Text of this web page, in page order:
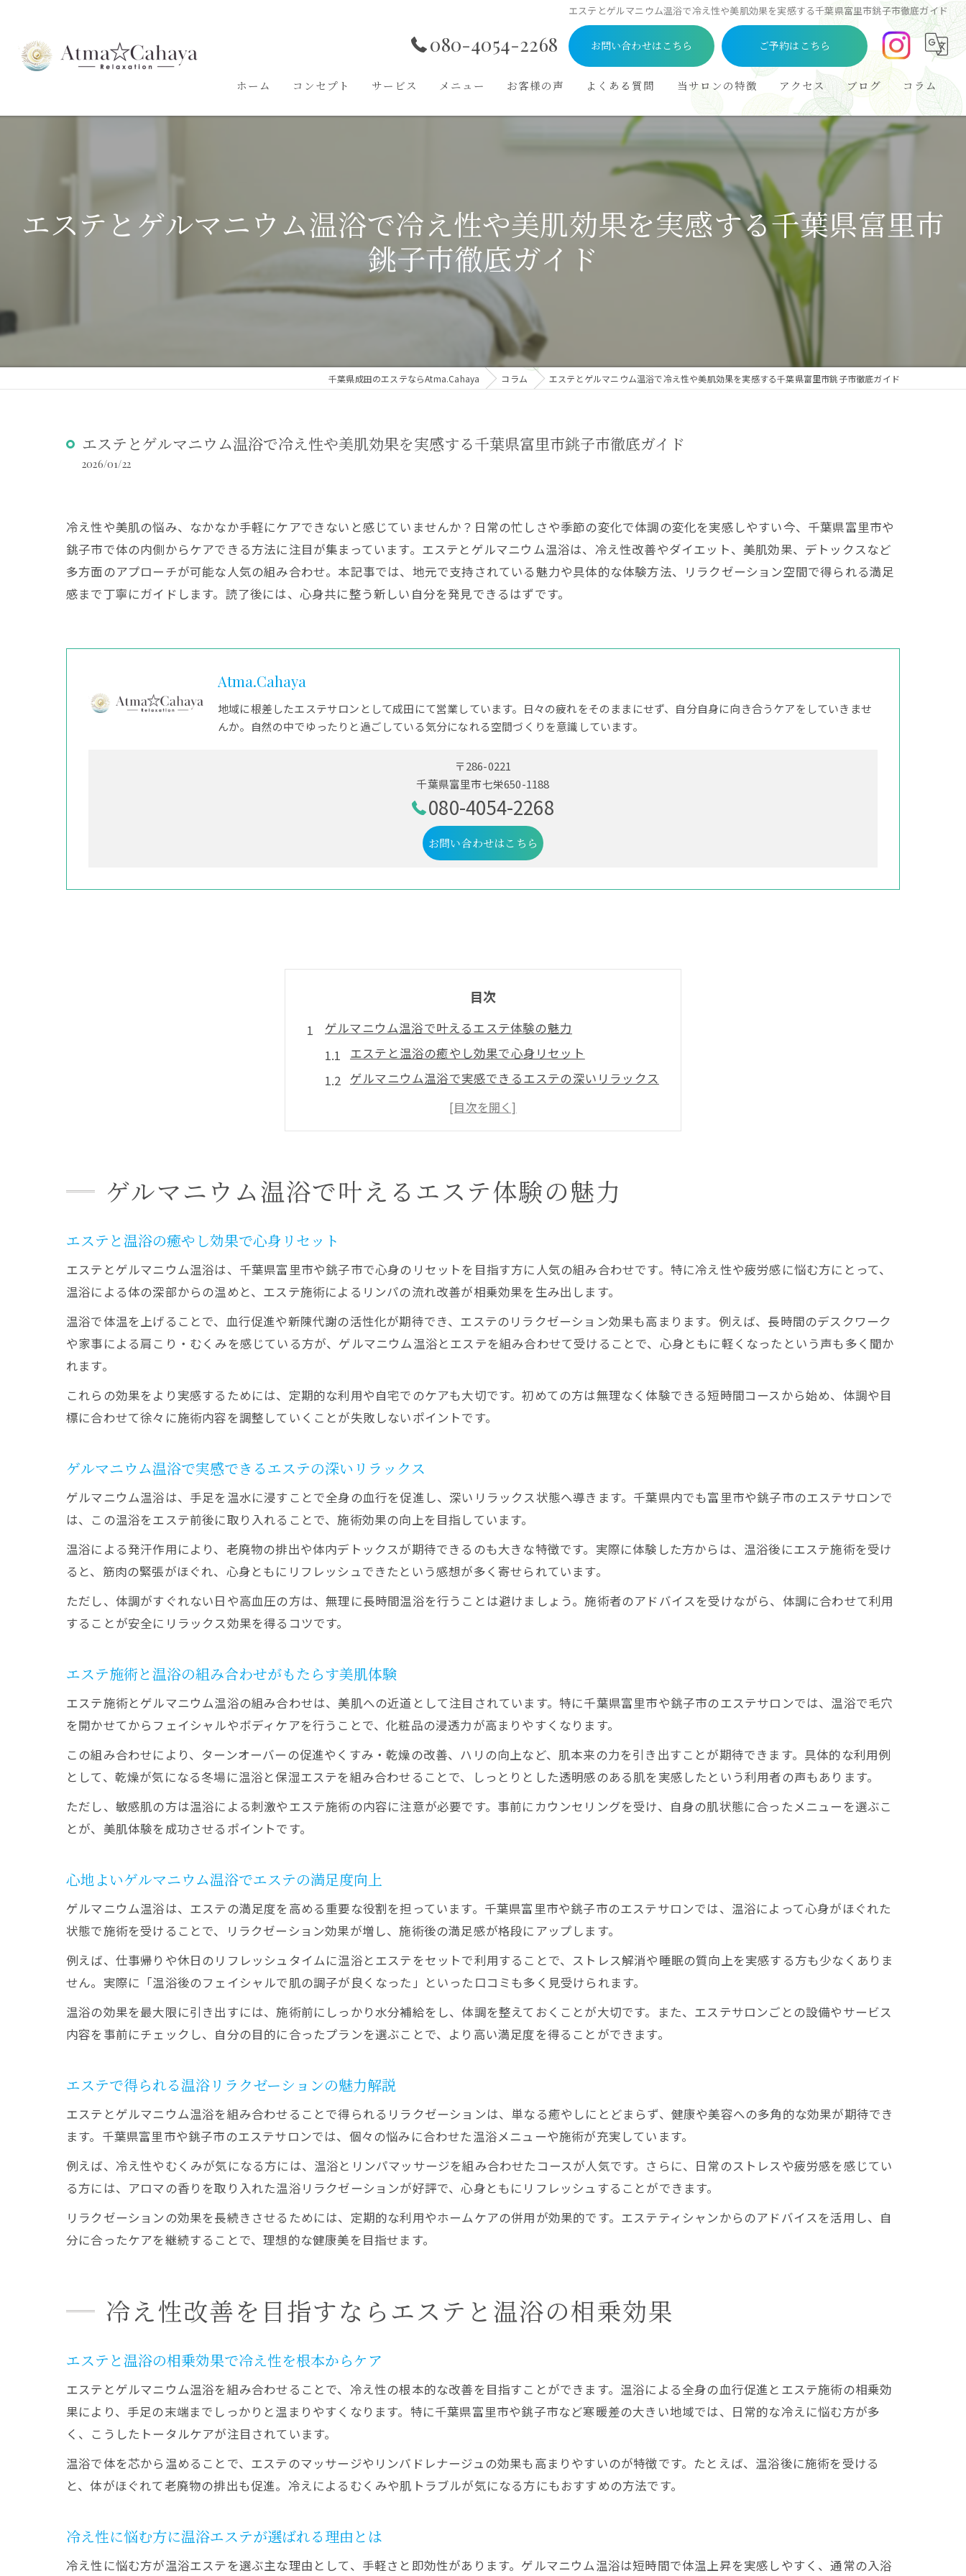
エステとゲルマニウム温浴で冷え性や美肌効果を実感する千葉県富里市銚子市徹底ガイド
080-4054-2268 お問い合わせはこちら ご予約はこちら
ホーム コンセプト サービス メニュー お客様の声 よくある質問 当サロンの特徴
フェイシャル
リラクゼーション
ボディ
アクセス ブログ コラム
エステとゲルマニウム温浴で冷え性や美肌効果を実感する千葉県富里市
銚子市徹底ガイド
千葉県成田のエステならAtma.Cahaya コラム エステとゲルマニウム温浴で冷え性や美肌効果を実感する千葉県富里市銚子市徹底ガイド
エステとゲルマニウム温浴で冷え性や美肌効果を実感する千葉県富里市銚子市徹底ガイド
2026/01/22
冷え性や美肌の悩み、なかなか手軽にケアできないと感じていませんか？日常の忙しさや季節の変化で体調の変化を実感しやすい今、千葉県富里市や
銚子市で体の内側からケアできる方法に注目が集まっています。エステとゲルマニウム温浴は、冷え性改善やダイエット、美肌効果、デトックスなど
多方面のアプローチが可能な人気の組み合わせ。本記事では、地元で支持されている魅力や具体的な体験方法、リラクゼーション空間で得られる満足
感まで丁寧にガイドします。読了後には、心身共に整う新しい自分を発見できるはずです。
Atma.Cahaya
地域に根差したエステサロンとして成田にて営業しています。日々の疲れをそのままにせず、自分自身に向き合うケアをしていきませ
んか。自然の中でゆったりと過ごしている気分になれる空間づくりを意識しています。
〒286-0221
千葉県富里市七栄650-1188
080-4054-2268
お問い合わせはこちら
目次
ゲルマニウム温浴で叶えるエステ体験の魅力
エステと温浴の癒やし効果で心身リセット
ゲルマニウム温浴で実感できるエステの深いリラックス
エステ施術と温浴の組み合わせがもたらす美肌体験
心地よいゲルマニウム温浴でエステの満足度向上
冷え性改善を目指すならエステと温浴の相乗効果
エステと温浴の相乗効果で冷え性を根本からケア
ゲルマニウム温浴を取り入れた冷え性改善の実践法
美肌効果を求める女性に温浴エステが人気の理由
エステと温浴のダブル効果で理想の美肌を叶える
ゲルマニウム温浴で実感できる美肌の変化とは
エステを活用したデトックスで心身すっきり
エステと温浴の組み合わせで効果的にデトックス
ゲルマニウム温浴で体内リフレッシュとエステの魅力
温浴エステによる心身すっきりデトックス体験談
エステ施術と温浴で感じるデトックス効果の実際
エステと温浴が導く体の内側からの美しさ
癒やしのエステ×温浴体験がもたらす満足感
温浴付きエステの満足感を高めるポイント紹介
ゲルマニウム温浴がエステの満足度を高める理由
エステの癒やし効果を引き出す温浴活用法
温浴エステで心も体も満たされる理由とは
エステ初心者も安心できる温浴活用法ガイド
エステ初心者も安心の温浴体験ポイント
初めての温浴エステで役立つ準備と流れ
エステが初めてでもリラックスできる温浴のコツ
ゲルマニウム温浴で叶えるエステ体験の魅力
エステと温浴の癒やし効果で心身リセット
エステとゲルマニウム温浴は、千葉県富里市や銚子市で心身のリセットを目指す方に人気の組み合わせです。特に冷え性や疲労感に悩む方にとって、
温浴による体の深部からの温めと、エステ施術によるリンパの流れ改善が相乗効果を生み出します。
温浴で体温を上げることで、血行促進や新陳代謝の活性化が期待でき、エステのリラクゼーション効果も高まります。例えば、長時間のデスクワーク
や家事による肩こり・むくみを感じている方が、ゲルマニウム温浴とエステを組み合わせて受けることで、心身ともに軽くなったという声も多く聞か
れます。
これらの効果をより実感するためには、定期的な利用や自宅でのケアも大切です。初めての方は無理なく体験できる短時間コースから始め、体調や目
標に合わせて徐々に施術内容を調整していくことが失敗しないポイントです。
ゲルマニウム温浴で実感できるエステの深いリラックス
ゲルマニウム温浴は、手足を温水に浸すことで全身の血行を促進し、深いリラックス状態へ導きます。千葉県内でも富里市や銚子市のエステサロンで
は、この温浴をエステ前後に取り入れることで、施術効果の向上を目指しています。
温浴による発汗作用により、老廃物の排出や体内デトックスが期待できるのも大きな特徴です。実際に体験した方からは、温浴後にエステ施術を受け
ると、筋肉の緊張がほぐれ、心身ともにリフレッシュできたという感想が多く寄せられています。
ただし、体調がすぐれない日や高血圧の方は、無理に長時間温浴を行うことは避けましょう。施術者のアドバイスを受けながら、体調に合わせて利用
することが安全にリラックス効果を得るコツです。
エステ施術と温浴の組み合わせがもたらす美肌体験
エステ施術とゲルマニウム温浴の組み合わせは、美肌への近道として注目されています。特に千葉県富里市や銚子市のエステサロンでは、温浴で毛穴
を開かせてからフェイシャルやボディケアを行うことで、化粧品の浸透力が高まりやすくなります。
この組み合わせにより、ターンオーバーの促進やくすみ・乾燥の改善、ハリの向上など、肌本来の力を引き出すことが期待できます。具体的な利用例
として、乾燥が気になる冬場に温浴と保湿エステを組み合わせることで、しっとりとした透明感のある肌を実感したという利用者の声もあります。
ただし、敏感肌の方は温浴による刺激やエステ施術の内容に注意が必要です。事前にカウンセリングを受け、自身の肌状態に合ったメニューを選ぶこ
とが、美肌体験を成功させるポイントです。
心地よいゲルマニウム温浴でエステの満足度向上
ゲルマニウム温浴は、エステの満足度を高める重要な役割を担っています。千葉県富里市や銚子市のエステサロンでは、温浴によって心身がほぐれた
状態で施術を受けることで、リラクゼーション効果が増し、施術後の満足感が格段にアップします。
例えば、仕事帰りや休日のリフレッシュタイムに温浴とエステをセットで利用することで、ストレス解消や睡眠の質向上を実感する方も少なくありま
せん。実際に「温浴後のフェイシャルで肌の調子が良くなった」といった口コミも多く見受けられます。
温浴の効果を最大限に引き出すには、施術前にしっかり水分補給をし、体調を整えておくことが大切です。また、エステサロンごとの設備やサービス
内容を事前にチェックし、自分の目的に合ったプランを選ぶことで、より高い満足度を得ることができます。
エステで得られる温浴リラクゼーションの魅力解説
エステとゲルマニウム温浴を組み合わせることで得られるリラクゼーションは、単なる癒やしにとどまらず、健康や美容への多角的な効果が期待でき
ます。千葉県富里市や銚子市のエステサロンでは、個々の悩みに合わせた温浴メニューや施術が充実しています。
例えば、冷え性やむくみが気になる方には、温浴とリンパマッサージを組み合わせたコースが人気です。さらに、日常のストレスや疲労感を感じてい
る方には、アロマの香りを取り入れた温浴リラクゼーションが好評で、心身ともにリフレッシュすることができます。
リラクゼーションの効果を長続きさせるためには、定期的な利用やホームケアの併用が効果的です。エステティシャンからのアドバイスを活用し、自
分に合ったケアを継続することで、理想的な健康美を目指せます。
冷え性改善を目指すならエステと温浴の相乗効果
エステと温浴の相乗効果で冷え性を根本からケア
エステとゲルマニウム温浴を組み合わせることで、冷え性の根本的な改善を目指すことができます。温浴による全身の血行促進とエステ施術の相乗効
果により、手足の末端までしっかりと温まりやすくなります。特に千葉県富里市や銚子市など寒暖差の大きい地域では、日常的な冷えに悩む方が多
く、こうしたトータルケアが注目されています。
温浴で体を芯から温めることで、エステのマッサージやリンパドレナージュの効果も高まりやすいのが特徴です。たとえば、温浴後に施術を受ける
と、体がほぐれて老廃物の排出も促進。冷えによるむくみや肌トラブルが気になる方にもおすすめの方法です。
冷え性に悩む方に温浴エステが選ばれる理由とは
冷え性に悩む方が温浴エステを選ぶ主な理由として、手軽さと即効性があります。ゲルマニウム温浴は短時間で体温上昇を実感しやすく、通常の入浴
予約はこちら
予約はこちら